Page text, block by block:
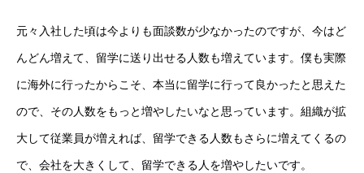
プライバシー・ポリシー
元々入社した頃は今よりも面談数が少なかったのですが、今はど
んどん増えて、留学に送り出せる人数も増えています。僕も実際
に海外に行ったからこそ、本当に留学に行って良かったと思えた
ので、その人数をもっと増やしたいなと思っています。組織が拡
大して従業員が増えれば、留学できる人数もさらに増えてくるの
で、会社を大きくして、留学できる人を増やしたいです。